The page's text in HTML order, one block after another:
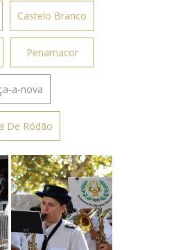
Castelo Branco
Penamacor
a-nova
De Ródão